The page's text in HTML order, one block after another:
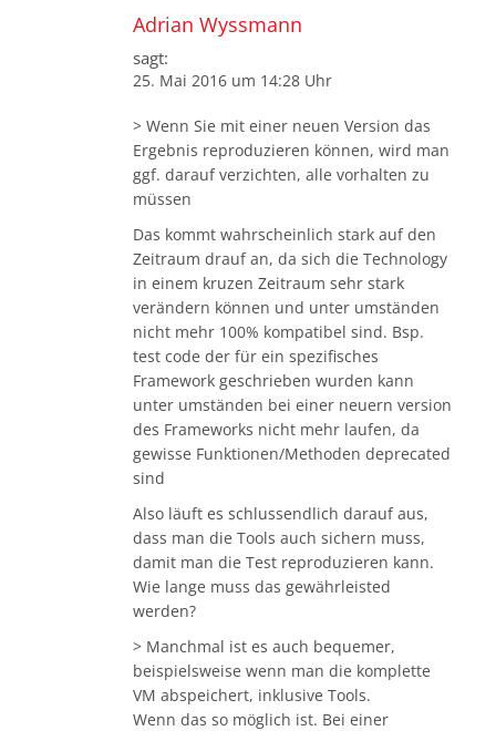
Adrian Wyssmann
sagt:
25. Mai 2016 um 14:28 Uhr
> Wenn Sie mit einer neuen Version das
Ergebnis reproduzieren können, wird man
ggf. darauf verzichten, alle vorhalten zu
müssen
Das kommt wahrscheinlich stark auf den
Zeitraum drauf an, da sich die Technology
in einem kruzen Zeitraum sehr stark
verändern können und unter umständen
nicht mehr 100% kompatibel sind. Bsp.
test code der für ein spezifisches
Framework geschrieben wurden kann
unter umständen bei einer neuern version
des Frameworks nicht mehr laufen, da
gewisse Funktionen/Methoden deprecated
sind
Also läuft es schlussendlich darauf aus,
dass man die Tools auch sichern muss,
damit man die Test reproduzieren kann.
Wie lange muss das gewährleisted
werden?
> Manchmal ist es auch bequemer,
beispielsweise wenn man die komplette
VM abspeichert, inklusive Tools.
Wenn das so möglich ist. Bei einer